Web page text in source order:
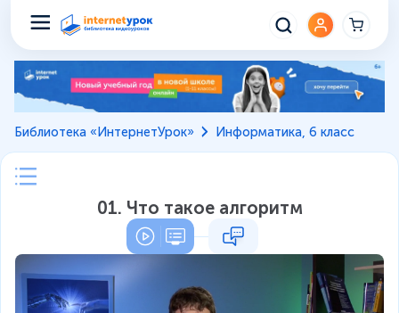
Библиотека «ИнтернетУрок» Информатика, 6 класс
01. Что такое алгоритм